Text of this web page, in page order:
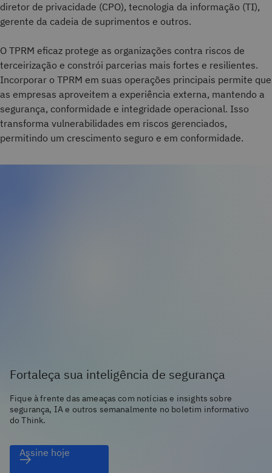
diretor de privacidade (CPO), tecnologia da informação (TI),
gerente da cadeia de suprimentos e outros.
O TPRM eficaz protege as organizações contra riscos de
terceirização e constrói parcerias mais fortes e resilientes.
Incorporar o TPRM em suas operações principais permite que
as empresas aproveitem a experiência externa, mantendo a
segurança, conformidade e integridade operacional. Isso
transforma vulnerabilidades em riscos gerenciados,
permitindo um crescimento seguro e em conformidade.
Fortaleça sua inteligência de segurança
Fique à frente das ameaças com notícias e insights sobre
segurança, IA e outros semanalmente no boletim informativo
do Think.
Assine hoje